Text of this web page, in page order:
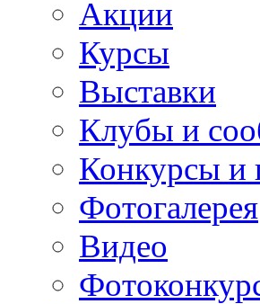
Акции
Курсы
Выставки
Клубы и
Конкурсы и
Фотогалерея
Видео